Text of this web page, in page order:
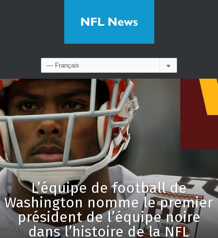
L’équipe de football de
Washington nomme le premier
président de l’équipe noire
dans l’histoire de la NFL